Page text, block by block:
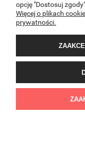
sklep@pnos.pl | Telefon:
opcję "Dostosuj
Więcej o plikach
prywatności.